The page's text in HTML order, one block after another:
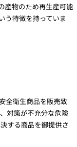
産物のため再生産可能
う特徴を持っていま
全衛生商品を販売致
対策が不充分な危険
する商品を御提供さ